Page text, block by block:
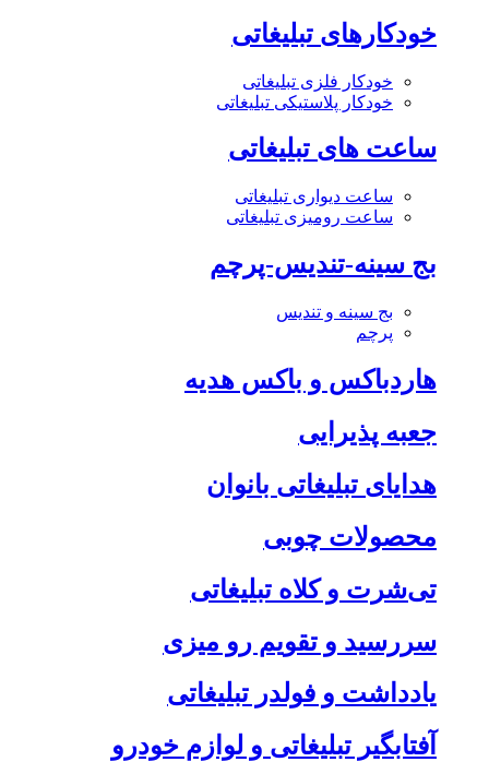
خودکارهای تبلیغاتی
خودکار فلزی تبلیغاتی
خودکار پلاستیکی تبلیغاتی
ساعت های تبلیغاتی
ساعت دیواری تبلیغاتی
ساعت رومیزی تبلیغاتی
بج سینه-تندیس-پرچم
بج سینه و تندیس
پرچم
هاردباکس و باکس هدیه
جعبه پذیرایی
هدایای تبلیغاتی بانوان
محصولات چوبی
تی‌شرت و کلاه تبلیغاتی
سررسید و تقویم رو میزی
یادداشت و فولدر تبلیغاتی
آفتابگیر تبلیغاتی و لوازم خودرو